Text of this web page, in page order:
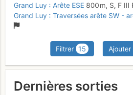
Grand Luy : Arête ESE 800 m, S, F III
Grand Luy : Traversées arête SW -
Filtrer 15
Dernières sorties